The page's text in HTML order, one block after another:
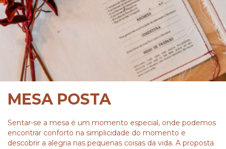
MESA POSTA
Sentar-se a mesa é um momento especial, onde podemos
encontrar conforto na simplicidade do momento e
descobrir a alegria nas pequenas coisas da vida. A proposta